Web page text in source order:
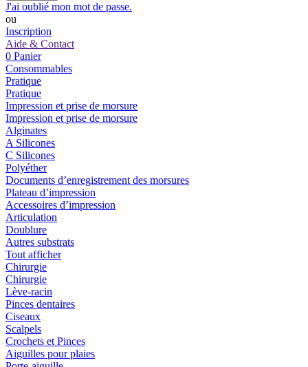
J'ai oublié mon mot de passe.
ou
Inscription
Aide & Contact
0 Panier
Consommables
Pratique
Pratique
Impression et prise de morsure
Impression et prise de morsure
Alginates
A Silicones
C Silicones
Polyéther
Documents d’enregistrement des morsures
Plateau d’impression
Accessoires d’impression
Articulation
Doublure
Autres substrats
Tout afficher
Chirurgie
Chirurgie
Lève-racin
Pinces dentaires
Ciseaux
Scalpels
Crochets et Pinces
Aiguilles pour plaies